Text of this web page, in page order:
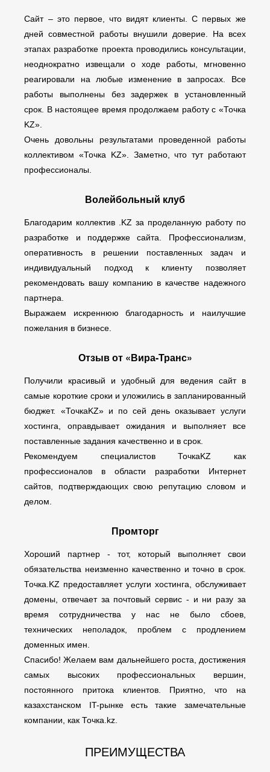
Сайт – это первое, что видят клиенты. С первых же
дней совместной работы внушили доверие. На всех
этапах разработке проекта проводились консультации,
неоднократно извещали о ходе работы, мгновенно
реагировали на любые изменение в запросах. Все
работы выполнены без задержек в установленный
срок. В настоящее время продолжаем работу с «Точка
KZ».
Очень довольны результатами проведенной работы
коллективом «Точка KZ». Заметно, что тут работают
профессионалы.
Волейбольный клуб
Благодарим коллектив .KZ за проделанную работу по
разработке и поддержке сайта. Профессионализм,
оперативность в решении поставленных задач и
индивидуальный подход к клиенту позволяет
рекомендовать вашу компанию в качестве надежного
партнера.
Выражаем искреннюю благодарность и наилучшие
пожелания в бизнесе.
Отзыв от «Вира-Транс»
Получили красивый и удобный для ведения сайт в
самые короткие сроки и уложились в запланированный
бюджет. «ТочкаKZ» и по сей день оказывает услуги
хостинга, оправдывает ожидания и выполняет все
поставленные задания качественно и в срок.
Рекомендуем специалистов ТочкаKZ как
профессионалов в области разработки Интернет
сайтов, подтверждающих свою репутацию словом и
делом.
Промторг
Хороший партнер - тот, который выполняет свои
обязательства неизменно качественно и точно в срок.
Точка.KZ предоставляет услуги хостинга, обслуживает
домены, отвечает за почтовый сервис - и ни разу за
время сотрудничества у нас не было сбоев,
технических неполадок, проблем с продлением
доменных имен.
Спасибо! Желаем вам дальнейшего роста, достижения
самых высоких профессиональных вершин,
постоянного притока клиентов. Приятно, что на
казахстанском IT-рынке есть такие замечательные
компании, как Точка.kz.
ПРЕИМУЩЕСТВА